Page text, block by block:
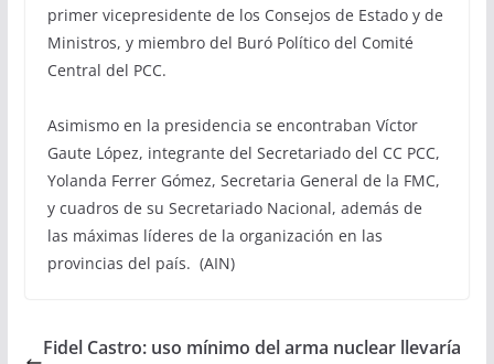
primer vicepresidente de los Consejos de Estado y de
Ministros, y miembro del Buró Político del Comité
Central del PCC.
Asimismo en la presidencia se encontraban Víctor
Gaute López, integrante del Secretariado del CC PCC,
Yolanda Ferrer Gómez, Secretaria General de la FMC,
y cuadros de su Secretariado Nacional, además de
las máximas líderes de la organización en las
provincias del país. (AIN)
Fidel Castro: uso mínimo del arma nuclear llevaría